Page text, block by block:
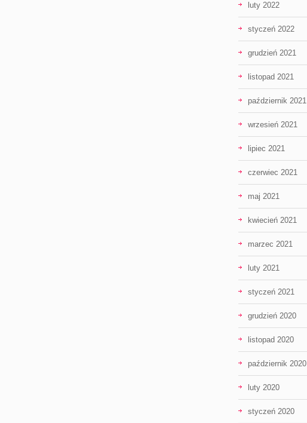
luty 2022
styczeń 2022
grudzień 2021
listopad 2021
październik 2021
wrzesień 2021
lipiec 2021
czerwiec 2021
maj 2021
kwiecień 2021
marzec 2021
luty 2021
styczeń 2021
grudzień 2020
listopad 2020
październik 2020
luty 2020
styczeń 2020